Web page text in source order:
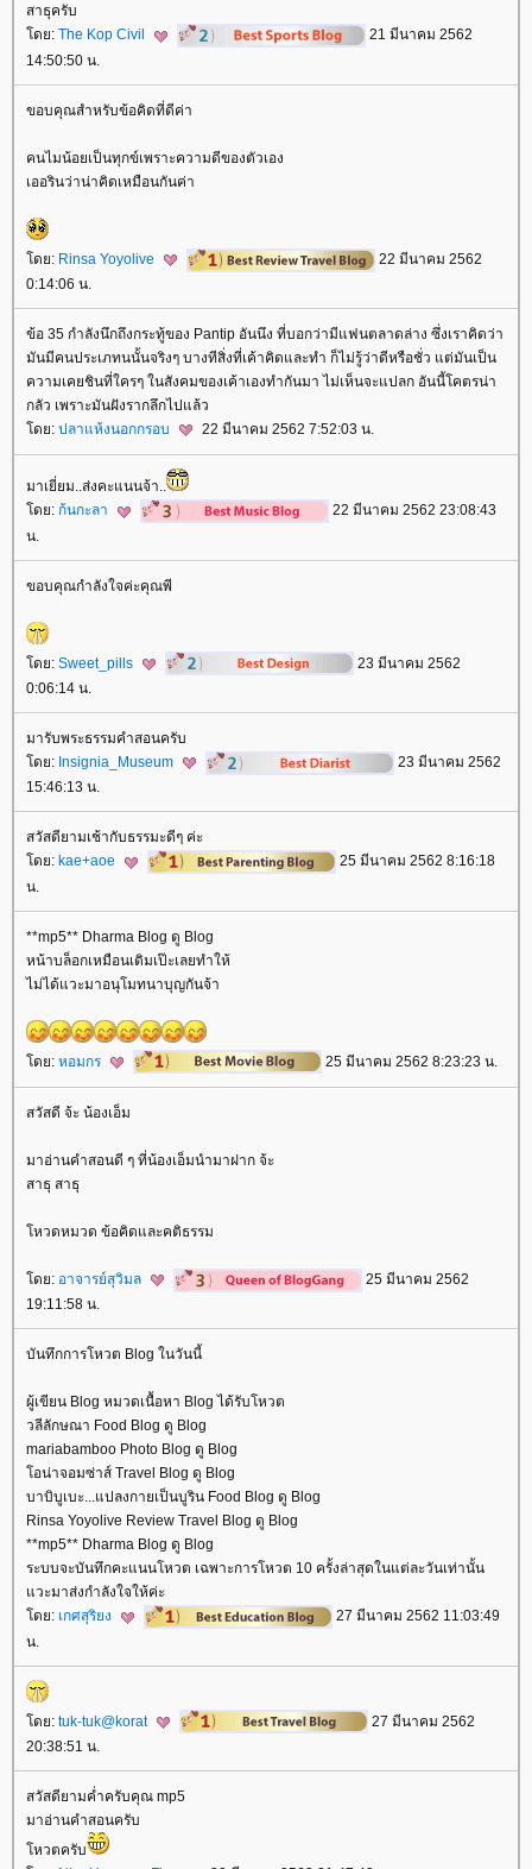
สาธุครับ
ดย: The Kop Civil
21 มีนาคม 2562
14:50:50 น.
ขอบคุณสำหรับข้อคิดที่ดีค่า
คนไมน้อยเป็นทุกข์เพราะความดีของตัวเอง
เออรินว่าน่าคิดเหมือนกันค่า
ดย: Rinsa Yoyolive
22 มีนาคม 2562
0:14:06 น.
ข้อ 35 กำลังนึกถึงกระทู้ของ Pantip อันนึง ที่บอกว่ามีแฟนตลาดล่าง ซึ่งเราคิดว่า
มันมีคนประเภทนนั้นจริงๆ บางทีสิ่งที่เค้าคิดและทำ ก็ไม่รู้ว่าดีหรือชั่ว แต่มันเป็น
ความเคยชินที่ใครๆ ในสังคมของเค้าเองทำกันมา ไม่เห็นจะแปลก อันนี้โคตรน่า
กลัว เพราะมันฝังรากลึกไปแล้ว
ดย: ปลาแห้งนอกกรอบ 22 มีนาคม 2562 7:52:03 น.
มาเยี่ยม..ส่งคะแนนจ้า..
ดย: ก้นกะลา
22 มีนาคม 2562 23:08:43
น.
ขอบคุณกำลังใจค่ะคุณพี
ดย: Sweet_pills
23 มีนาคม 2562
0:06:14 น.
มารับพระธรรมคำสอนครับ
ดย: Insignia_Museum
23 มีนาคม 2562
15:46:13 น.
สวัสดียามเช้ากับธรรมะดีๆ ค่ะ
ดย: kae+aoe
25 มีนาคม 2562 8:16:18
น.
**mp5** Dharma Blog ดู Blog
หน้าบล็อกเหมือนเดิมเป๊ะเลยทำให้
ไม่ได้แวะมาอนุโมทนาบุญกันจ้า
ดย: หอมกร 25 มีนาคม 2562 8:23:23 น.
สวัสดี จ้ะ น้องเอ็ม
มาอ่านคำสอนดี ๆ ที่น้องเอ็มนำมาฝาก จ้ะ
สาธุ สาธุ
หวดหมวด ข้อคิดและคติธรรม
ดย: อาจารย์สุวิมล
25 มีนาคม 2562
19:11:58 น.
บันทึกการโหวต Blog ในวันนี้
ผู้เขียน Blog หมวดเนื้อหา Blog ได้รับโหวต
วลีลักษณา Food Blog ดู Blog
mariabamboo Photo Blog ดู Blog
อน่าจอมซ่าส์ Travel Blog ดู Blog
บาบิบูเบะ...แปลงกายเป็นบูริน Food Blog ดู Blog
Rinsa Yoyolive Review Travel Blog ดู Blog
**mp5** Dharma Blog ดู Blog
ระบบจะบันทึกคะแนนโหวต เฉพาะการโหวต 10 ครั้งล่าสุดในแต่ละวันเท่านั้น
วะมาส่งกำลังใจให้ค่ะ
ดย: เกศสุริยง
27 มีนาคม 2562 11:03:49
น.
ดย: tuk-tuk@korat
27 มีนาคม 2562
20:38:51 น.
สวัสดียามค่ำครับคุณ mp5
มาอ่านคำสอนครับ
หวตครับ